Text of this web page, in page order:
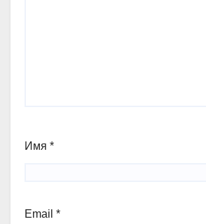
Имя *
Email *